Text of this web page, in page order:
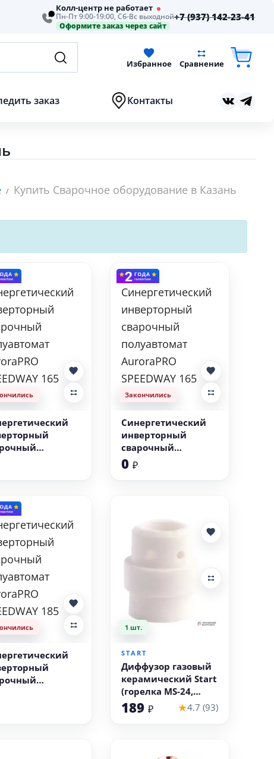
Колл-центр не работает
Пн-Пт 9:00-19:00, Сб-Вс выходной
Оформите заказ через сайт
+7 (937) 142-23-41
Избранное Сравнение
заказ Контакты
Купить Сварочное оборудование в Казань
MAG+MMA+TIG
Закончились
Синергетический
инверторный
сварочный
полуавтомат
AuroraPRO
0 ₽
1 шт.
START
Диффузор газовый
керамический Start
(горелка MS-24,
упаковка 10 шт)
189 ₽ ★4.7 (93)